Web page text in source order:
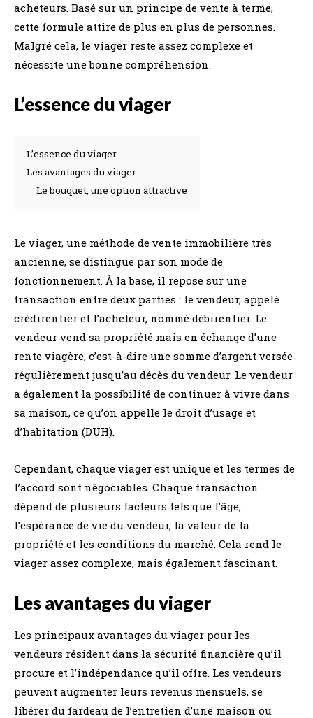
acheteurs. Basé sur un principe de vente à terme,
cette formule attire de plus en plus de personnes.
Malgré cela, le viager reste assez complexe et
nécessite une bonne compréhension.
L’essence du viager
L’essence du viager
Les avantages du viager
Le bouquet, une option attractive
Le viager, une méthode de vente immobilière très
ancienne, se distingue par son mode de
fonctionnement. À la base, il repose sur une
transaction entre deux parties : le vendeur, appelé
crédirentier et l’acheteur, nommé débirentier. Le
vendeur vend sa propriété mais en échange d’une
rente viagère, c’est-à-dire une somme d’argent versée
régulièrement jusqu’au décès du vendeur. Le vendeur
a également la possibilité de continuer à vivre dans
sa maison, ce qu’on appelle le droit d’usage et
d’habitation (DUH).
Cependant, chaque viager est unique et les termes de
l’accord sont négociables. Chaque transaction
dépend de plusieurs facteurs tels que l’âge,
l’espérance de vie du vendeur, la valeur de la
propriété et les conditions du marché. Cela rend le
viager assez complexe, mais également fascinant.
Les avantages du viager
Les principaux avantages du viager pour les
vendeurs résident dans la sécurité financière qu’il
procure et l’indépendance qu’il offre. Les vendeurs
peuvent augmenter leurs revenus mensuels, se
libérer du fardeau de l’entretien d’une maison ou